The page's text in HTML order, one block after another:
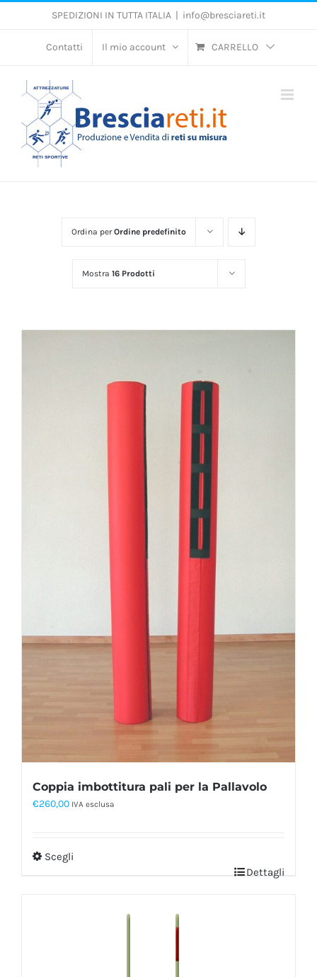
Salta
SPEDIZIONI IN TUTTA ITALIA | info@bresciareti.it
Contatti Il mio account CARRELLO
Ordina perOrdine predefinito
Mostra 16 Prodotti
Coppia imbottitura pali per la Pallavolo
€260,00 IVA esclusa
Scegli
Dettagli